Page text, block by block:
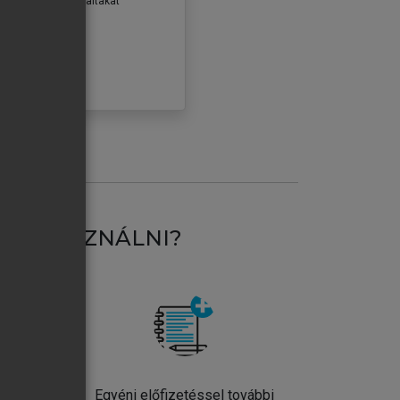
HASZNÁLNI?
Egyéni előfizetéssel további